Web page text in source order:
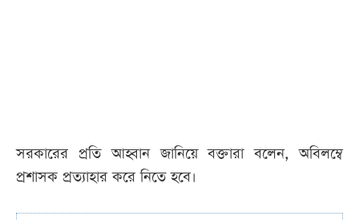
সরকারের প্রতি আহ্বান জানিয়ে বক্তারা বলেন, অবিলম্বে
প্রশাসক প্রত্যাহার করে নিতে হবে।